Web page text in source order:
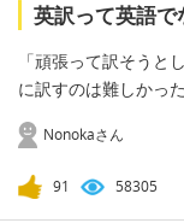
英訳って英語で
「頑張って訳そうと
に訳すのは難しかっ
Nonokaさん
91 58305